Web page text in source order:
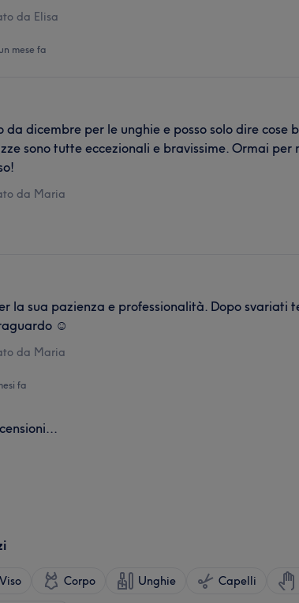
da Elisa
mese fa
da dicembre per le unghie e posso solo dire cose
sono tutte eccezionali e bravissime. Ormai per
da Maria
la sua pazienza e professionalità. Dopo svariati
☺️
da Maria
fa
Viso Corpo Unghie Capelli